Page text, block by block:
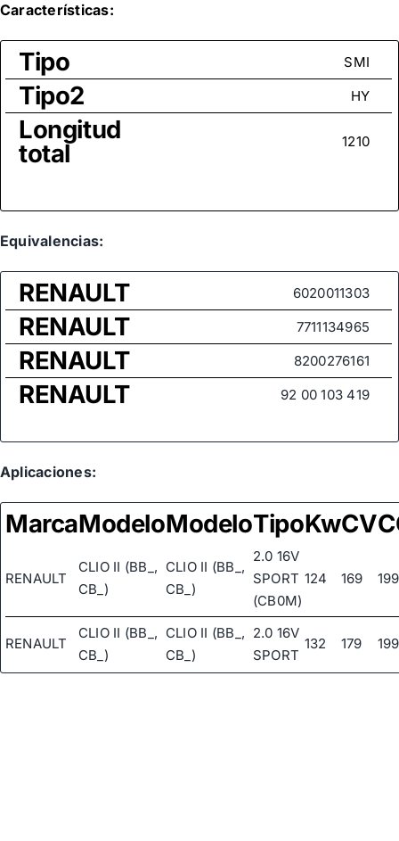
Características:
Tipo SMI
Tipo2 HY
Longitud
total 1210
Equivalencias:
RENAULT 6020011303
RENAULT 7711134965
RENAULT 8200276161
RENAULT 92 00 103 419
Aplicaciones:
MarcaModeloModeloTipoKwCV
RENAULT
CLIO II (BB_,
CB_)
CLIO II (BB_,
CB_)
2.0 16V
SPORT
(CB0M)
124 169
RENAULT
CLIO II (BB_,
CB_)
CLIO II (BB_,
CB_)
2.0 16V
SPORT
132 179